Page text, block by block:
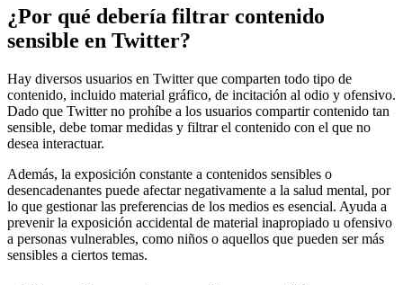
¿Por qué debería filtrar contenido
sensible en Twitter?
Hay diversos usuarios en Twitter que comparten todo tipo de
contenido, incluido material gráfico, de incitación al odio y ofensivo.
Dado que Twitter no prohíbe a los usuarios compartir contenido tan
sensible, debe tomar medidas y filtrar el contenido con el que no
desea interactuar.
Además, la exposición constante a contenidos sensibles o
desencadenantes puede afectar negativamente a la salud mental, por
lo que gestionar las preferencias de los medios es esencial. Ayuda a
prevenir la exposición accidental de material inapropiado u ofensivo
a personas vulnerables, como niños o aquellos que pueden ser más
sensibles a ciertos temas.